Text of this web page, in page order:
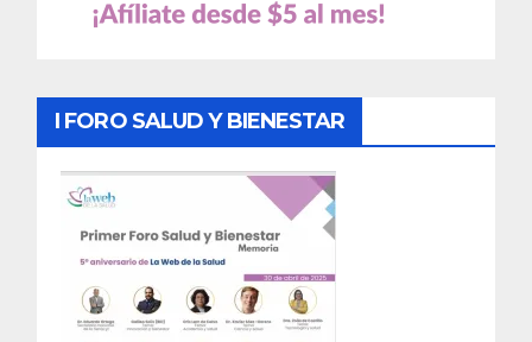
I FORO SALUD Y BIENESTAR